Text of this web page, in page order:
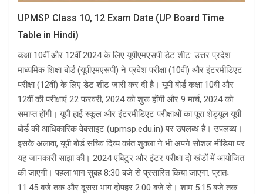
UPMSP Class 10, 12 Exam Date (UP Board Time
Table in Hindi)
कक्षा 10वीं और 12वीं 2024 के लिए यूपीएमएसपी डेट शीट: उत्तर प्रदेश
माध्यमिक शिक्षा बोर्ड (यूपीएमएसपी) ने प्रवेश परीक्षा (10वीं) और इंटरमीडिएट
परीक्षा (12वीं) के लिए डेट शीट जारी कर दी है। यूपी बोर्ड कक्षा 10वीं और
12वीं की परीक्षाएं 22 फरवरी, 2024 को शुरू होंगी और 9 मार्च, 2024 को
समाप्त होंगी। यूपी हाई स्कूल और इंटरमीडिएट परीक्षाओं का पूरा शेड्यूल यूपी
बोर्ड की आधिकारिक वेबसाइट (upmsp.edu.in) पर उपलब्ध है। उपलब्ध।
इसके अलावा, यूपी बोर्ड सचिव दिव्य कांत शुक्ला ने भी अपने सोशल मीडिया पर
यह जानकारी साझा की। 2024 एबिटुर और इंटर परीक्षा दो खंडों में आयोजित
की जाएगी। पहला भाग सुबह 8:30 बजे से प्रसारित किया जाएगा. प्रातः
11:45 बजे तक और दूसरा भाग दोपहर 2:00 बजे से। शाम 5:15 बजे तक